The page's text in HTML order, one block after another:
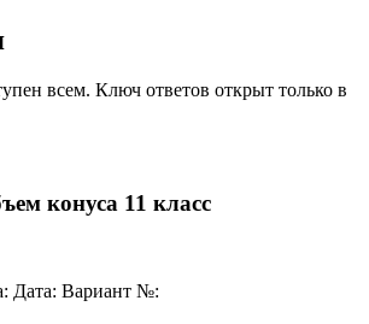
всем. Ключ ответов открыт только в
конуса 11 класс
Дата: Вариант №: